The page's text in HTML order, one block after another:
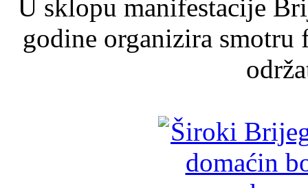
U sklopu manifestacije
godine organizira